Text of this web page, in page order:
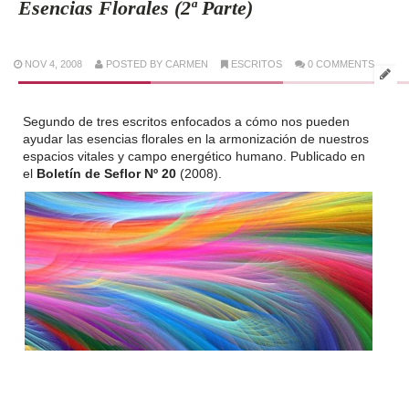
Esencias Florales (2ª Parte)
NOV 4, 2008 POSTED BY CARMEN ESCRITOS 0 COMMENTS
Segundo de tres escritos enfocados a cómo nos pueden
ayudar las esencias florales en la armonización de nuestros
espacios vitales y campo energético humano. Publicado en
el Boletín de Seflor Nº 20 (2008).